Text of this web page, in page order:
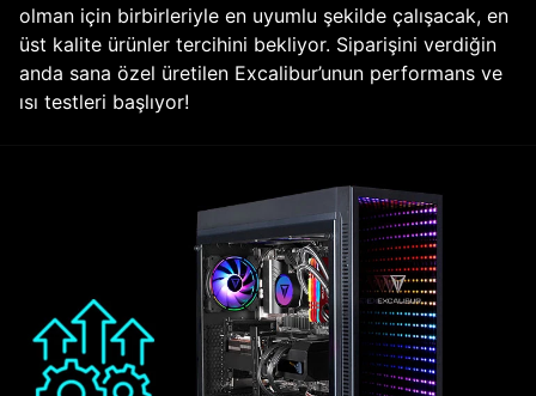
olman için birbirleriyle en uyumlu şekilde çalışacak, en
üst kalite ürünler tercihini bekliyor. Siparişini verdiğin
anda sana özel üretilen Excalibur’unun performans ve
ısı testleri başlıyor!